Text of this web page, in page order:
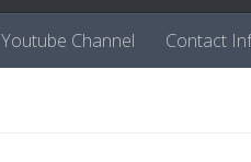
Youtube Channel Contact